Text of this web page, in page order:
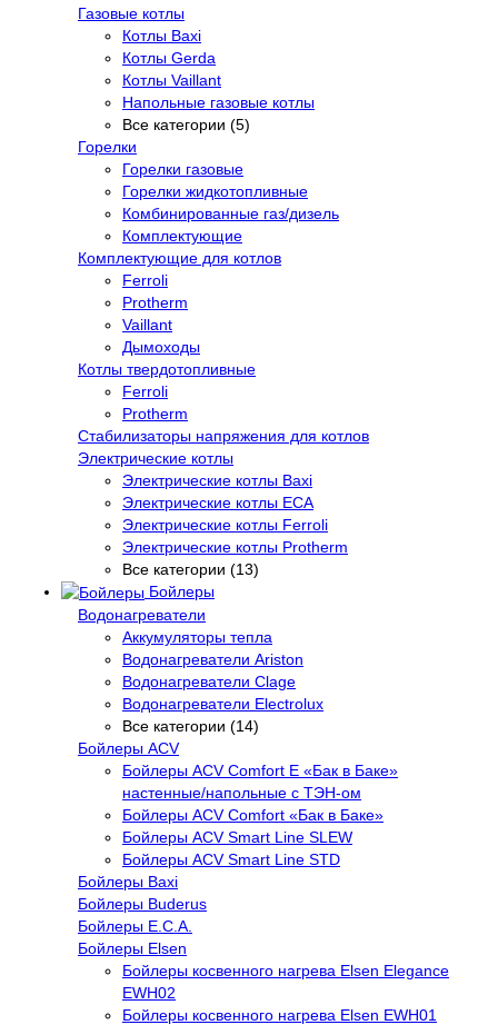
Газовые котлы
Котлы Baxi
Котлы Gerda
Котлы Vaillant
Напольные газовые котлы
Все категории (5)
Горелки
Горелки газовые
Горелки жидкотопливные
Комбинированные газ/дизель
Комплектующие
Комплектующие для котлов
Ferroli
Protherm
Vaillant
Дымоходы
Котлы твердотопливные
Ferroli
Protherm
Стабилизаторы напряжения для котлов
Электрические котлы
Электрические котлы Baxi
Электрические котлы ECA
Электрические котлы Ferroli
Электрические котлы Protherm
Все категории (13)
Бойлеры
Водонагреватели
Аккумуляторы тепла
Водонагреватели Ariston
Водонагреватели Clage
Водонагреватели Electrolux
Все категории (14)
Бойлеры ACV
Бойлеры ACV Comfort E «Бак в Баке»
настенные/напольные c ТЭН-ом
Бойлеры ACV Comfort «Бак в Баке»
Бойлеры ACV Smart Line SLEW
Бойлеры ACV Smart Line STD
Бойлеры Baxi
Бойлеры Buderus
Бойлеры E.C.A.
Бойлеры Elsen
Бойлеры косвенного нагрева Elsen Elegance
EWH02
Бойлеры косвенного нагрева Elsen EWH01